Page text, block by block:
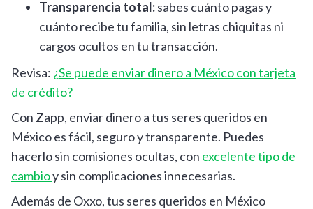
Transparencia total:sabes cuánto pagas y
cuánto recibe tu familia, sin letras chiquitas ni
cargos ocultos en tu transacción.
Revisa: ¿Se puede enviar dinero a México con tarjeta
de crédito?
Con Zapp, enviar dinero a tus seres queridos en
México es fácil, seguro y transparente. Puedes
hacerlo sin comisiones ocultas, con excelente tipo de
cambioy sin complicaciones innecesarias.
Además de Oxxo, tus seres queridos en México